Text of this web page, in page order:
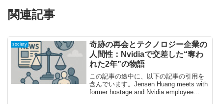
関連記事
society
奇跡の再会とテクノロジー企業の
人間性：Nvidiaで交差した“奪わ
れた2年”の物語
この記事の途中に、以下の記事の引用を
含んでいます。Jensen Huang meets with
former hostage and Nvidia employee